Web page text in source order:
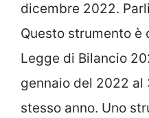
dicembre 2022.
Questo strumento è
Legge di Bilancio
gennaio del 2022 al
stesso anno. Uno